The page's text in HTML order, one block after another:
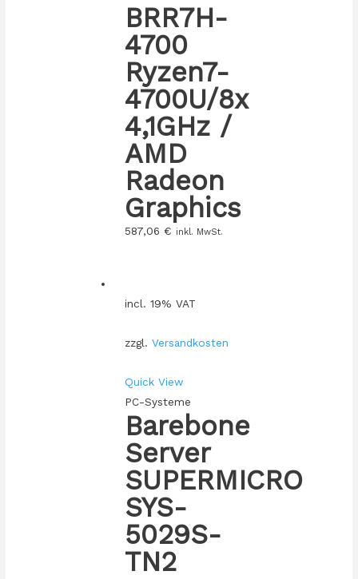
BRR7H-
4700
Ryzen7-
4700U/8x
4,1GHz /
AMD
Radeon
Graphics
587,06 € inkl. MwSt.
incl. 19% VAT
zzgl. Versandkosten
Quick View
PC-Systeme
Barebone
Server
SUPERMICRO
SYS-
5029S-
TN2